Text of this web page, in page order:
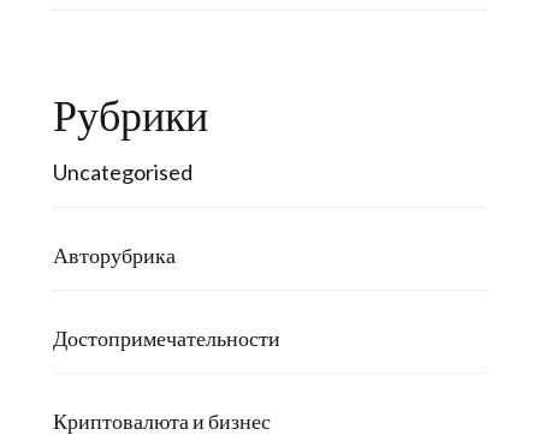
Рубрики
Uncategorised
Авторубрика
Достопримечательности
Криптовалюта и бизнес